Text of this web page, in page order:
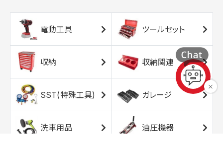
電動工具 ツールセット
収納 収納関連
SST(特殊工具) ガレージ
洗車用品 油圧機器